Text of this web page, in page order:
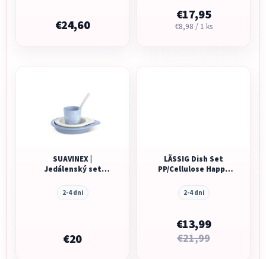
€24,60
€17,95
Jednotková
€8,98 / 1 ks
SUAVINEX |
Jedálenský set
MODRÝ
2-4 dni
€20
LÄSSIG Dish Set
PP/Cellulose Happy
sky blue
2-4 dni
€13,99
€21,99